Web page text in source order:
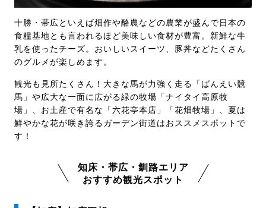
十勝・帯広といえば畑作や酪農などの農業が盛んで日本の
食糧基地とも言われるほど美味しい食材が豊富。新鮮な牛
乳を使ったチーズ。おいしいスイーツ、豚丼などたくさん
のグルメが楽しめます。
観光も見所たくさん！大きな馬が力強く走る「ばんえい競
馬」や広大な一面に広がる緑の牧場「ナイタイ高原牧
場」、お土産で有名な「六花亭本店」「花畑牧場」、夏は
鮮やかな花が咲き誇るガーデン街道はおススメスポットで
す！
知床・帯広・釧路エリア
おすすめ観光スポット